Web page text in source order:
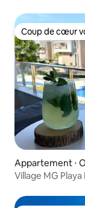
Coup de cœur
Coup de cœur
Appartement ⋅
Village MG